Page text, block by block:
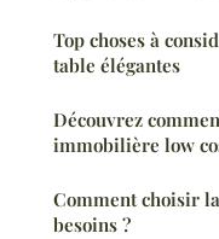
Top choses à
table élégantes
Découvrez
immobilière low
Comment choisir
besoins ?